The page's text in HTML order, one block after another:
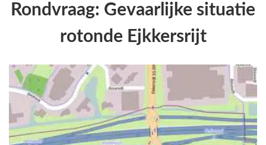
Rondvraag: Gevaarlijke situatie
rotonde Ejkkersrijt